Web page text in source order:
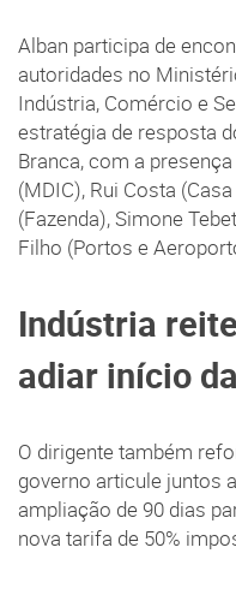
Alban participa de
autoridades no
Indústria, Comércio e
estratégia de resposta
Branca, com a
(MDIC), Rui Costa
(Fazenda), Simone
Filho (Portos e
Indústria
adiar início
O dirigente também
governo articule juntos
ampliação de 90 dias
nova tarifa de 50%